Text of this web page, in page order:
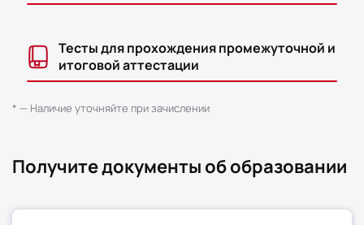
Тесты для прохождения промежуточной и
итоговой аттестации
* — Наличие уточняйте при зачислении
Получите документы об образовании